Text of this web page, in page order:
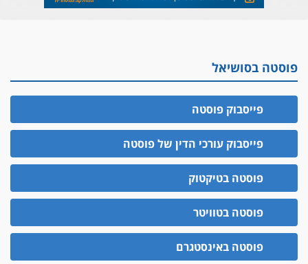
פוסטה בסושיאל
פייסבוק פוסטה
פייסבוק עורכי הדין של פוסטה
פוסטה בטיקטוק
פוסטה בטוויטר
פוסטה באינסטגרם